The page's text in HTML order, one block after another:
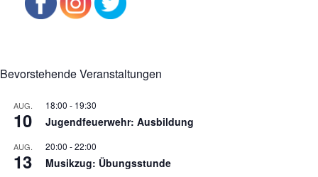
Bevorstehende Veranstaltungen
AUG.
10
18:00 - 19:30
Jugendfeuerwehr: Ausbildung
AUG.
13
20:00 -22:00
Musikzug: Übungsstunde